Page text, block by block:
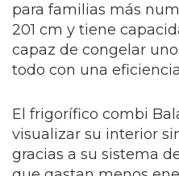
para familias más
201 cm y tiene
capaz de congelar
todo con una
El frigorífico combi
visualizar su interior
gracias a su sistema